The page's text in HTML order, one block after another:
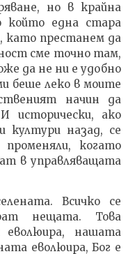
но в крайна
една стара
като престанем да
сме точно там,
да не ни е удобно
беше леко в моите
начин да
исторически, ако
култури назад, се
когато
в управляващата
Всичко се
нещата. Това
нашата
еволюира, Бог е